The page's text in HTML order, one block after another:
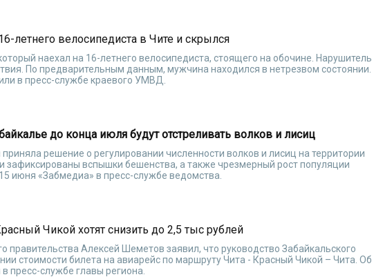
летнего велосипедиста в Чите и скрылся
наехал на 16-летнего велосипедиста, стоящего на обочине. Нарушитель
По предварительным данным, мужчина находился в нетрезвом состоянии.
в пресс-службе краевого УМВД.
до конца июля будут отстреливать волков и лисиц
приняла решение о регулировании численности волков и лисиц на территории
зафиксированы вспышки бешенства, а также чрезмерный рост популяции
июня «Забмедиа» в пресс-службе ведомства.
Чикой хотят снизить до 2,5 тыс рублей
правительства Алексей Шеметов заявил, что руководство Забайкальского
стоимости билета на авиарейс по маршруту Чита - Красный Чикой – Чита. Об
пресс-службе главы региона.